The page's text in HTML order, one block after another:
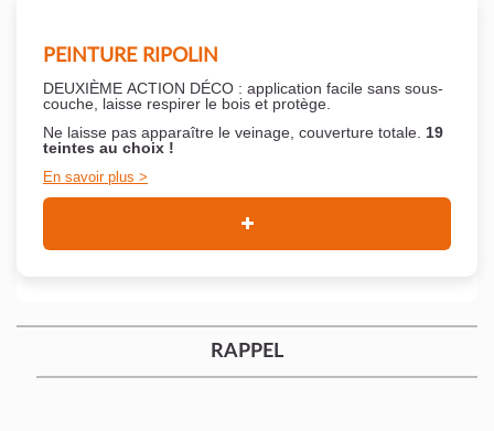
PEINTURE RIPOLIN
DEUXIÈME ACTION DÉCO : application facile sans sous-
couche, laisse respirer le bois et protège.
Ne laisse pas apparaître le veinage, couverture totale. 19
teintes au choix !
En savoir plus
RAPPEL